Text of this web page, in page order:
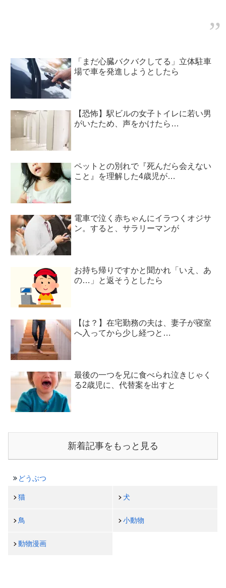
「まだ心臓バクバクしてる」立体駐車
場で車を発進しようとしたら
【恐怖】駅ビルの女子トイレに若い男
がいたため、声をかけたら…
ペットとの別れで『死んだら会えない
こと』を理解した4歳児が…
電車で泣く赤ちゃんにイラつくオジサ
ン。すると、サラリーマンが
お持ち帰りですかと聞かれ「いえ、あ
の…」と返そうとしたら
【は？】在宅勤務の夫は、妻子が寝室
へ入ってから少し経つと…
最後の一つを兄に食べられ泣きじゃく
る2歳児に、代替案を出すと
新着記事をもっと見る
どうぶつ
猫 犬
鳥 小動物
動物漫画